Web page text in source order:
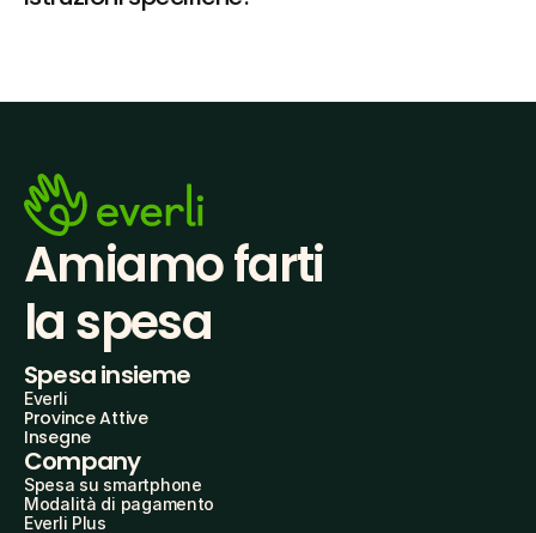
Amiamo farti
la spesa
Spesa insieme
Everli
Province Attive
Insegne
Company
Spesa su smartphone
Modalità di pagamento
Everli Plus